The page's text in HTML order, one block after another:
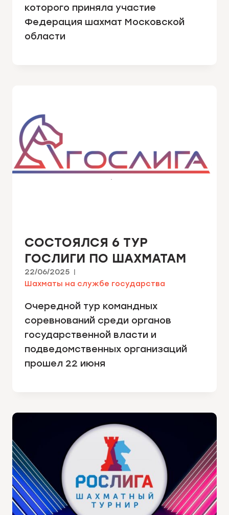
которого приняла участие
Федерация шахмат Московской
области
СОСТОЯЛСЯ 6 ТУР
ГОСЛИГИ ПО ШАХМАТАМ
22/06/2025
Шахматы на службе государства
Очередной тур командных
соревнований среди органов
государственной власти и
подведомственных организаций
прошел 22 июня